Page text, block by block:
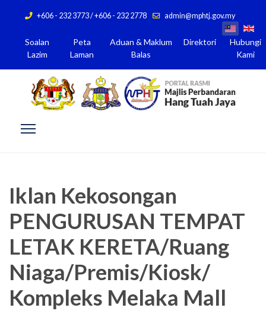
+606 - 232 3773 / +606 - 232 2778 admin@mphtj.gov.my
Soalan
Lazim
Peta
Laman
Aduan & Maklum
Balas
Direktori
Hubungi
Kami
Iklan Kekosongan
PENGURUSAN TEMPAT
LETAK KERETA/Ruang
Niaga/Premis/Kiosk/
Kompleks Melaka Mall